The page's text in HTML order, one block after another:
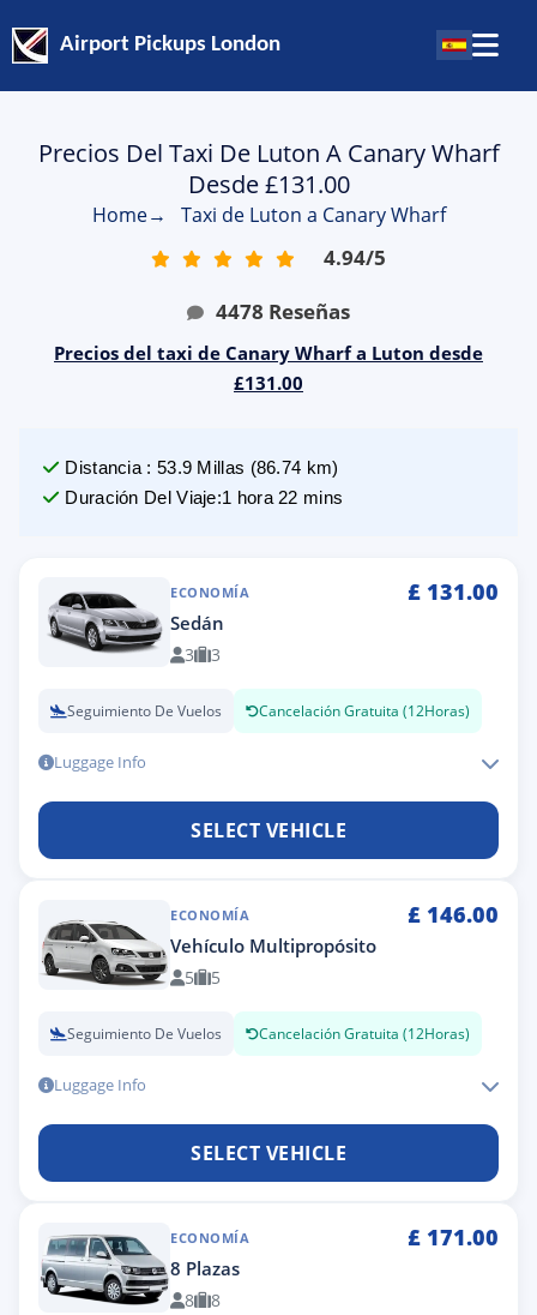
Airport Pickups London
Precios Del Taxi De Luton A Canary Wharf
Desde £131.00
Home→ Taxi de Luton a Canary Wharf
4.94/5
4478 Reseñas
Precios del taxi de Canary Wharf a Luton desde
£131.00
Distancia : 53.9 Millas (86.74 km)
Duración Del Viaje:1 hora 22 mins
ECONOMÍA £ 131.00
Sedán
3 3
Seguimiento De Vuelos Cancelación Gratuita (12Horas)
Luggage Info
SELECT VEHICLE
ECONOMÍA £ 146.00
Vehículo Multipropósito
5 5
Seguimiento De Vuelos Cancelación Gratuita (12Horas)
Luggage Info
SELECT VEHICLE
ECONOMÍA £ 171.00
8 Plazas
8 8